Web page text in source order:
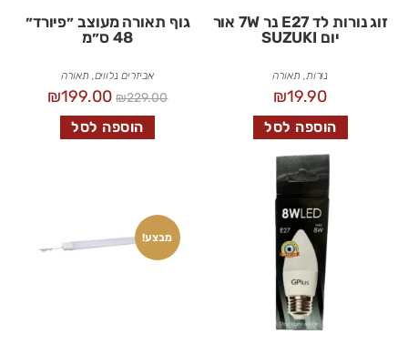
זוג נורות לד E27 נר 7W אור
יום SUZUKI
נורות, תאורה
₪19.90
הוספה לסל
גוף תאורה מעוצב ״פיורד״
48 ס״מ
אביזרים נלווים, תאורה
₪229.00
₪199.00
הוספה לסל
מבצע!